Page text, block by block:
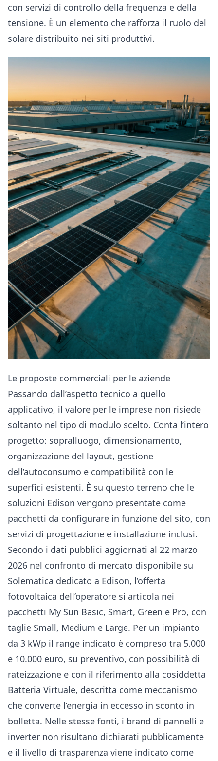
con servizi di controllo della frequenza e della
tensione. È un elemento che rafforza il ruolo del
solare distribuito nei siti produttivi.
Le proposte commerciali per le aziende
Passando dall’aspetto tecnico a quello
applicativo, il valore per le imprese non risiede
soltanto nel tipo di modulo scelto. Conta l’intero
progetto: sopralluogo, dimensionamento,
organizzazione del layout, gestione
dell’autoconsumo e compatibilità con le
superfici esistenti. È su questo terreno che le
soluzioni Edison vengono presentate come
pacchetti da configurare in funzione del sito, con
servizi di progettazione e installazione inclusi.
Secondo i dati pubblici aggiornati al 22 marzo
2026 nel confronto di mercato disponibile su
Solematica dedicato a Edison, l’offerta
fotovoltaica dell’operatore si articola nei
pacchetti My Sun Basic, Smart, Green e Pro, con
taglie Small, Medium e Large. Per un impianto
da 3 kWp il range indicato è compreso tra 5.000
e 10.000 euro, su preventivo, con possibilità di
rateizzazione e con il riferimento alla cosiddetta
Batteria Virtuale, descritta come meccanismo
che converte l’energia in eccesso in sconto in
bolletta. Nelle stesse fonti, i brand di pannelli e
inverter non risultano dichiarati pubblicamente
e il livello di trasparenza viene indicato come